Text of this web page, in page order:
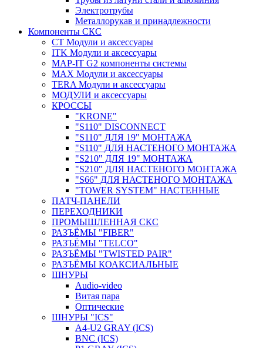
Электротрубы
Металлорукав и принадлежности
Компоненты СКС
CT Модули и аксессуары
ITK Модули и аксессуары
MAP-IT G2 компоненты системы
MAX Модули и аксессуары
TERA Модули и аксессуары
МОДУЛИ и аксессуары
КРОССЫ
"KRONE"
"S110" DISCONNECT
"S110" ДЛЯ 19" МОНТАЖА
"S110" ДЛЯ НАСТЕНОГО МОНТАЖА
"S210" ДЛЯ 19" МОНТАЖА
"S210" ДЛЯ НАСТЕНОГО МОНТАЖА
"S66" ДЛЯ НАСТЕНОГО МОНТАЖА
"TOWER SYSTEM" НАСТЕННЫЕ
ПАТЧ-ПАНЕЛИ
ПЕРЕХОДНИКИ
ПРОМЫШЛЕННАЯ СКС
РАЗЪЁМЫ "FIBER"
РАЗЪЁМЫ "TELCO"
РАЗЪЁМЫ "TWISTED PAIR"
РАЗЪЁМЫ КОАКСИАЛЬНЫЕ
ШНУРЫ
Audio-video
Витая пара
Оптические
ШНУРЫ "ICS"
A4-U2 GRAY (ICS)
BNC (ICS)